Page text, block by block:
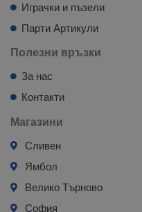
Играчки и пъзели
Парти Артикули
Полезни връзки
За нас
Контакти
Магазини
Сливен
Ямбол
Велико Търново
София